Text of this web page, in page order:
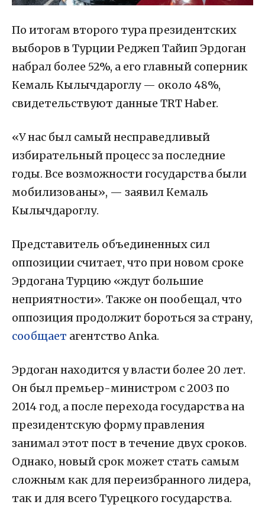
По итогам второго тура президентских
выборов в Турции Реджеп Тайип Эрдоган
набрал более 52%, а его главный соперник
Кемаль Кылычдароглу — около 48%,
свидетельствуют данные TRT Haber.
«У нас был самый несправедливый
избирательный процесс за последние
годы. Все возможности государства были
мобилизованы», — заявил Кемаль
Кылычдароглу.
Представитель объединенных сил
оппозиции считает, что при новом сроке
Эрдогана Турцию «ждут большие
неприятности». Также он пообещал, что
оппозиция продолжит бороться за страну,
сообщает агентство Anka.
Эрдоган находится у власти более 20 лет.
Он был премьер-министром с 2003 по
2014 год, а после перехода государства на
президентскую форму правления
занимал этот пост в течение двух сроков.
Однако, новый срок может стать самым
сложным как для переизбранного лидера,
так и для всего Турецкого государства.